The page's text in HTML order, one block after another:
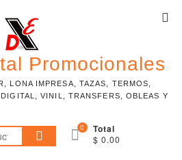
Promocionales
LONA IMPRESA, TAZAS, TERMOS,
VINIL, TRANSFERS, OBLEAS Y
Buscar
por:
0 Total
$ 0.00